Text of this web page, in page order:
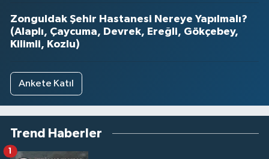
Zonguldak Şehir Hastanesi Nereye Yapılmalı?
(Alaplı, Çaycuma, Devrek, Ereğli, Gökçebey,
Kilimli, Kozlu)
Ankete Katıl
Trend Haberler
1